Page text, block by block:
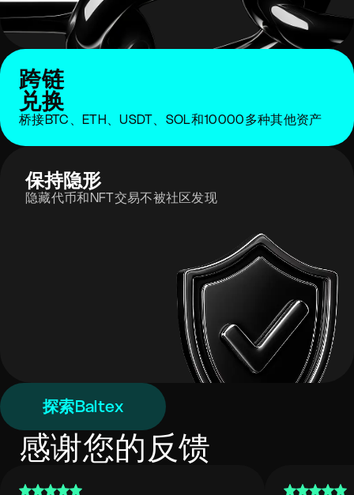
跨链
兑换
桥接BTC、ETH、USDT、SOL和10000多种其他资产
保持隐形
隐藏代币和NFT交易不被社区发现
探索Baltex
感谢您的反馈